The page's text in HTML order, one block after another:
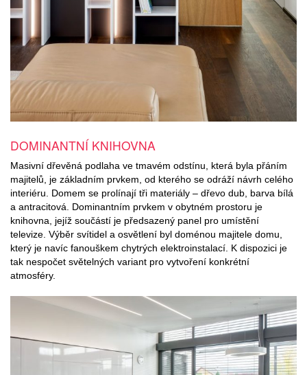
DOMINANTNÍ KNIHOVNA
Masivní dřevěná podlaha ve tmavém odstínu, která byla přáním
majitelů, je základním prvkem, od kterého se odráží návrh celého
interiéru. Domem se prolínají tři materiály – dřevo dub, barva bílá
a antracitová. Dominantním prvkem v obytném prostoru je
knihovna, jejíž součástí je předsazený panel pro umístění
televize. Výběr svítidel a osvětlení byl doménou majitele domu,
který je navíc fanouškem chytrých elektroinstalací. K dispozici je
tak nespočet světelných variant pro vytvoření konkrétní
atmosféry.